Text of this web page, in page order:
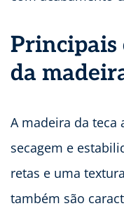
Principais
da
A madeira da teca
secagem e
retas e uma
também são